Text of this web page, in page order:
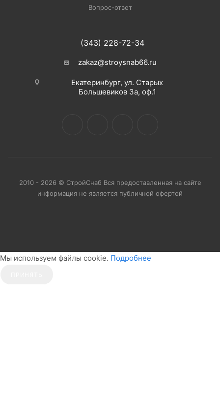
Вопрос-ответ
(343) 228-72-34
zakaz@stroysnab66.ru
Екатеринбург, ул. Старых
Большевиков 3а, оф.1
2010 - 2026 © СтройСнаб Вся предоставленная на сайте
информация не является публичной офертой
Мы используем файлы cookie. Подробнее